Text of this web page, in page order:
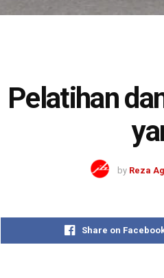
Pelatihan
by Reza
Share on